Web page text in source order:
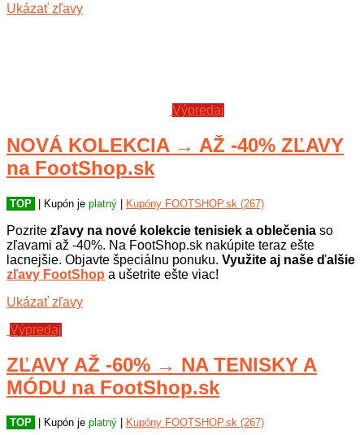
Ukázať zľavy
Výpredaj
NOVÁ KOLEKCIA → AŽ -40% ZĽAVY
na FootShop.sk
TOP | Kupón je platný | Kupóny FOOTSHOP.sk (267)
Pozrite zľavy na nové kolekcie tenisiek a oblečenia so
zľavami až -40%. Na FootShop.sk nakúpite teraz ešte
lacnejšie. Objavte špeciálnu ponuku. Využite aj naše ďalšie
zľavy FootShop a ušetrite ešte viac!
Ukázať zľavy
Výpredaj
ZĽAVY AŽ -60% → NA TENISKY A
MÓDU na FootShop.sk
TOP | Kupón je platný Kupóny FOOTSHOP.sk (267)